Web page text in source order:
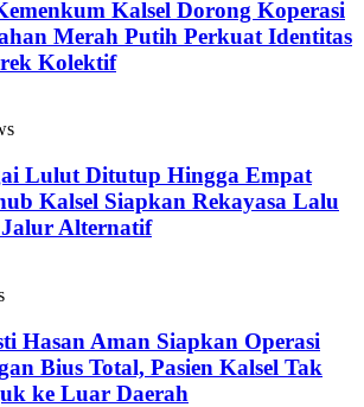
Kalsel Dorong Koperasi
Merah Putih Perkuat Identitas
Kolektif
Lulut Ditutup Hingga Empat
Kalsel Siapkan Rekayasa Lalu
Alternatif
Hasan Aman Siapkan Operasi
Bius Total, Pasien Kalsel Tak
ke Luar Daerah